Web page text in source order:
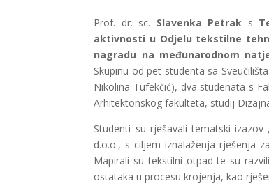
Prof. dr. sc. Slavenka Petrak s
aktivnosti u Odjelu tekstilne
nagradu na međunarodnom
Skupinu od pet studenta sa
Nikolina Tufekčić), dva studenata s
Arhitektonskog fakulteta, studij
Studenti su rješavali tematski izazov
d.o.o., s ciljem iznalaženja rješenja
Mapirali su tekstilni otpad te su
ostataka u procesu krojenja, kao